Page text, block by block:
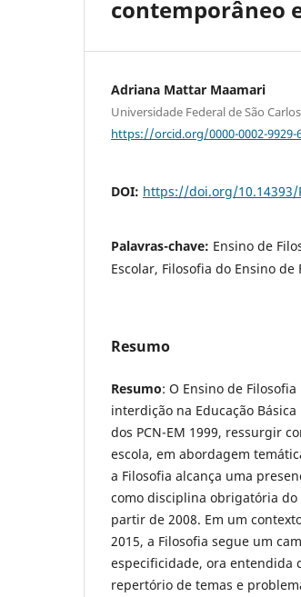
contemporâneo
Adriana Mattar Maamari
Universidade Federal de São
https://orcid.org/0000-0002-9929-
DOI: https://doi.org/10.14393/
Palavras-chave: Ensino de
Escolar, Filosofia do Ensino de
Resumo
Resumo: O Ensino de
interdição na Educação
dos PCN-EM 1999, ressurgir
escola, em abordagem
a Filosofia alcança uma
como disciplina obrigatória do
partir de 2008. Em um
2015, a Filosofia segue um
especificidade, ora entendida
repertório de temas e